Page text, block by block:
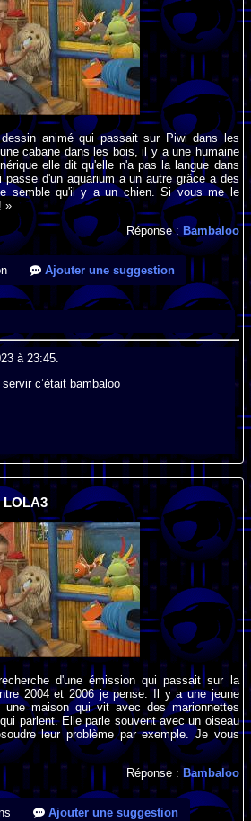
animé qui passait sur Piwi dans les
cabane dans les bois, il y a une humaine
elle dit qu'elle n'a pas la langue dans
d'un aquarium a un autre grâce a des
semble qu'il y a un chien. Si vous me le
»
Réponse : Bambaloo
Ajouter une suggestion
à 23:45.
c’était bambaloo
LOLA3
d'une émission qui passait sur la
2004 et 2006 je pense. Il y a une jeune
une maison qui vit avec des marionnettes
parlent. Elle parle souvent avec un oiseau
leur problème par exemple. Je vous
Réponse : Bambaloo
Ajouter une suggestion